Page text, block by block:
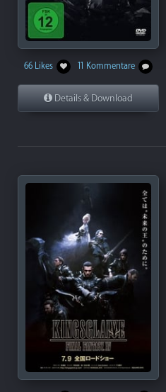
66 Likes 11 Kommentare
Details & Download